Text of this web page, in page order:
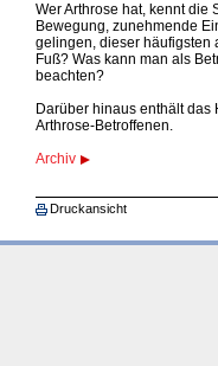
Wer Arthrose hat, kennt die
Bewegung, zunehmende
gelingen, dieser häufigsten
Fuß? Was kann man als
beachten?
Darüber hinaus enthält das
Arthrose-Betroffenen.
Archiv
Druckansicht